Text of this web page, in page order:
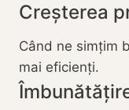
Creșterea
Când ne simțim
mai eficienți.